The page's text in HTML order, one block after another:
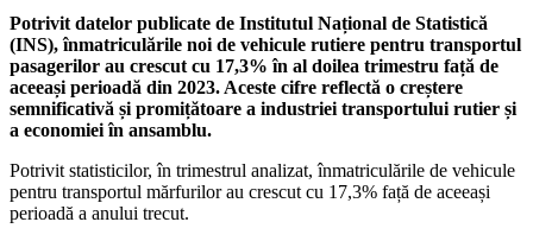
Potrivit datelor publicate de Institutul Național de Statistică
(INS), înmatriculările noi de vehicule rutiere pentru transportul
pasagerilor au crescut cu 17,3% în al doilea trimestru față de
aceeași perioadă din 2023. Aceste cifre reflectă o creștere
semnificativă și promițătoare a industriei transportului rutier și
a economiei în ansamblu.
Potrivit statisticilor, în trimestrul analizat, înmatriculările de vehicule
pentru transportul mărfurilor au crescut cu 17,3% față de aceeași
perioadă a anului trecut.